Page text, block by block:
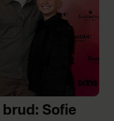
brud: Sofie